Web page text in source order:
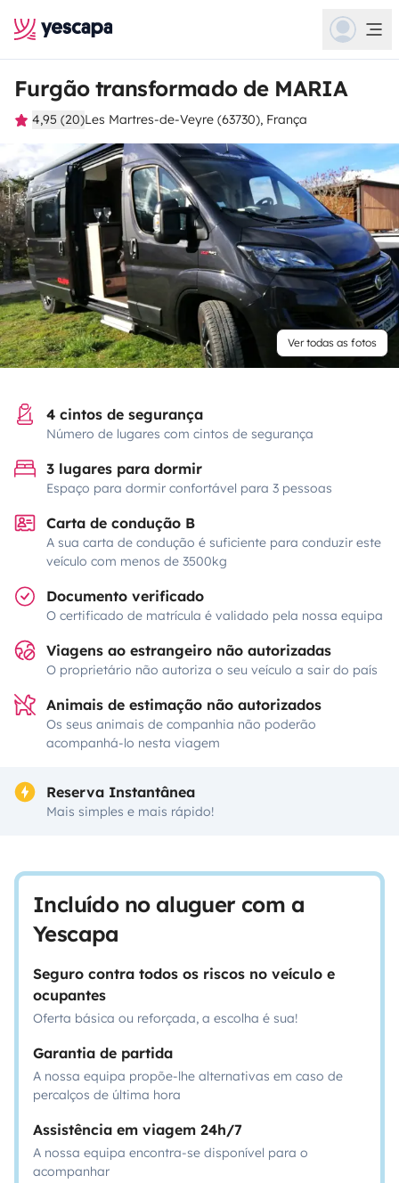
Furgão transformado de MARIA
4,95 (20)Les Martres-de-Veyre (63730), França
Ver todas as fotos
4 cintos de segurança
Número de lugares com cintos de segurança
3 lugares para dormir
Espaço para dormir confortável para 3 pessoas
Carta de condução B
A sua carta de condução é suficiente para conduzir este
veículo com menos de 3500kg
Documento verificado
O certificado de matrícula é validado pela nossa equipa
Viagens ao estrangeiro não autorizadas
O proprietário não autoriza o seu veículo a sair do país
Animais de estimação não autorizados
Os seus animais de companhia não poderão
acompanhá-lo nesta viagem
Reserva Instantânea
Mais simples e mais rápido!
Incluído no aluguer com a
Yescapa
Seguro contra todos os riscos no veículo e
ocupantes
Oferta básica ou reforçada, a escolha é sua!
Garantia de partida
A nossa equipa propõe-lhe alternativas em caso de
percalços de última hora
Assistência em viagem 24h/7
A nossa equipa encontra-se disponível para o
acompanhar